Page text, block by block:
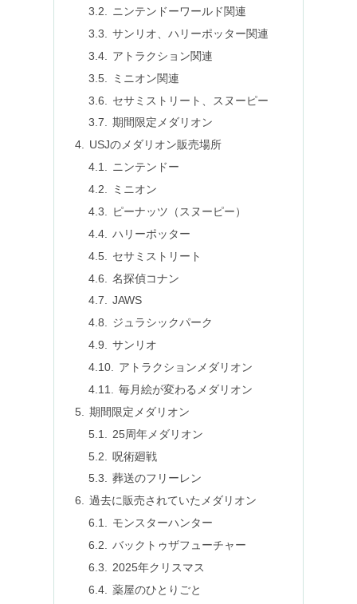
ニンテンドーワールド関連
サンリオ、ハリーポッター関連
アトラクション関連
ミニオン関連
セサミストリート、スヌーピー
期間限定メダリオン
USJのメダリオン販売場所
ニンテンドー
ミニオン
ピーナッツ（スヌーピー）
ハリーポッター
セサミストリート
名探偵コナン
JAWS
ジュラシックパーク
サンリオ
アトラクションメダリオン
毎月絵が変わるメダリオン
期間限定メダリオン
25周年メダリオン
呪術廻戦
葬送のフリーレン
過去に販売されていたメダリオン
モンスターハンター
バックトゥザフューチャー
2025年クリスマス
薬屋のひとりごと